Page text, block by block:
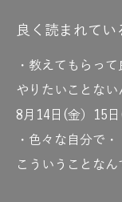
良く読まれてい
・教えてもらっ
やりたいことない
8月14日(金）15
・色々な自分で・
こういうことな